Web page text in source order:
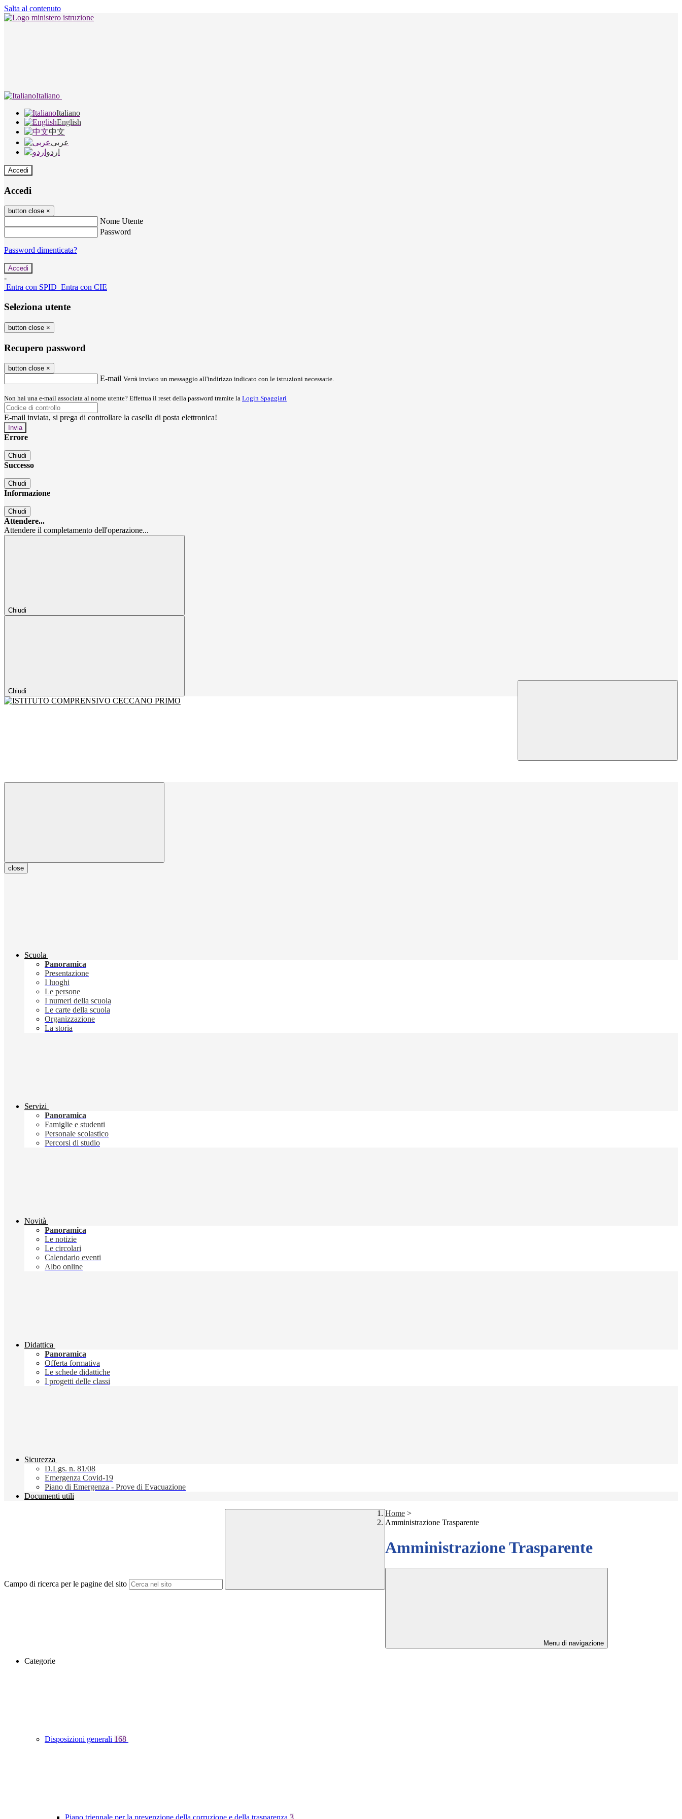
Salta al contenuto
Italiano
Italiano
English
中文
عربى
اردو
Accedi
Accedi
button close ×
Nome Utente
Password
Password dimenticata?
-
Entra con SPID Entra con CIE
Seleziona utente
button close ×
Recupero password
button close ×
E-mail Verrà inviato un messaggio all'indirizzo indicato con le istruzioni necessarie.
Non hai una e-mail associata al nome utente? Effettua il reset della password tramite la Login Spaggiari
E-mail inviata, si prega di controllare la casella di posta elettronica!
Errore
Chiudi
Successo
Chiudi
Informazione
Chiudi
Attendere...
Attendere il completamento dell'operazione...
Chiudi
Chiudi
close
Scuola
Panoramica
Presentazione
I luoghi
Le persone
I numeri della scuola
Le carte della scuola
Organizzazione
La storia
Servizi
Panoramica
Famiglie e studenti
Personale scolastico
Percorsi di studio
Novità
Panoramica
Le notizie
Le circolari
Calendario eventi
Albo online
Didattica
Panoramica
Offerta formativa
Le schede didattiche
I progetti delle classi
Sicurezza
D.Lgs. n. 81/08
Emergenza Covid-19
Piano di Emergenza - Prove di Evacuazione
Documenti utili
Campo di ricerca per le pagine del sito
Home >
Amministrazione Trasparente
Amministrazione Trasparente
Menu di navigazione
Categorie
Disposizioni generali 168